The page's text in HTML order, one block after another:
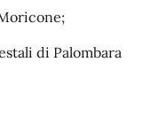
di Palombara